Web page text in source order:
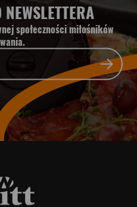
społeczności miłośników